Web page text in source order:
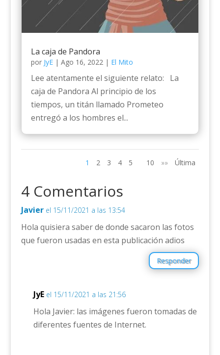
La caja de Pandora
por JyE| Ago 16, 2022 | El Mito
Lee atentamente el siguiente relato: La
caja de Pandora Al principio de los
tiempos, un titán llamado Prometeo
entregó a los hombres el...
1 2 3 4 5 10 »» Última
4 Comentarios
Javier el 15/11/2021 a las 13:54
Hola quisiera saber de donde sacaron las fotos
que fueron usadas en esta publicación adios
Responder
JyE el 15/11/2021 a las 21:56
Hola Javier: las imágenes fueron tomadas de
diferentes fuentes de Internet.